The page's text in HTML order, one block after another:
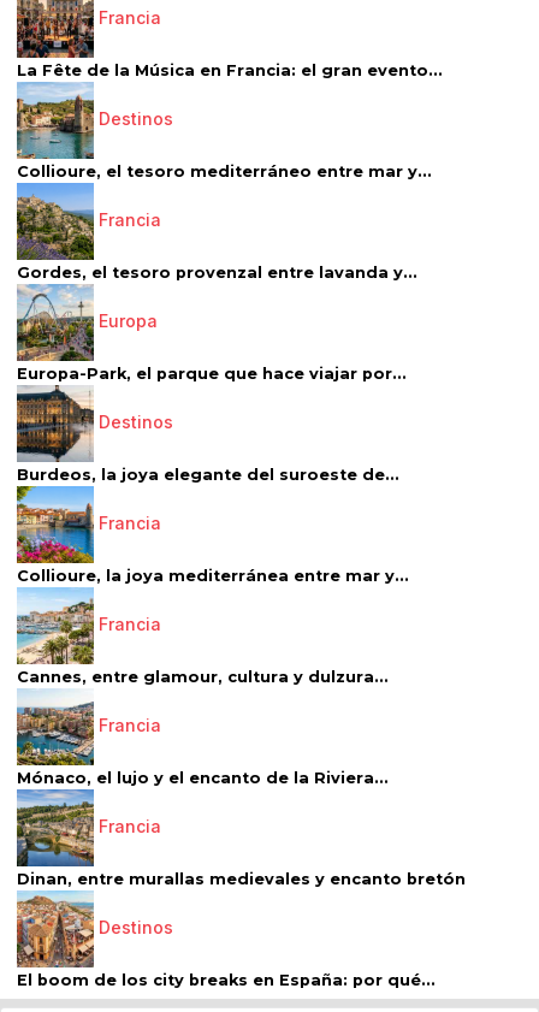
Francia
La Fête de la Música en Francia: el gran evento...
Destinos
Collioure, el tesoro mediterráneo entre mar y...
Francia
Gordes, el tesoro provenzal entre lavanda y...
Europa
Europa-Park, el parque que hace viajar por...
Destinos
Burdeos, la joya elegante del suroeste de...
Francia
Collioure, la joya mediterránea entre mar y...
Francia
Cannes, entre glamour, cultura y dulzura...
Francia
Mónaco, el lujo y el encanto de la Riviera...
Francia
Dinan, entre murallas medievales y encanto bretón
Destinos
El boom de los city breaks en España: por qué...